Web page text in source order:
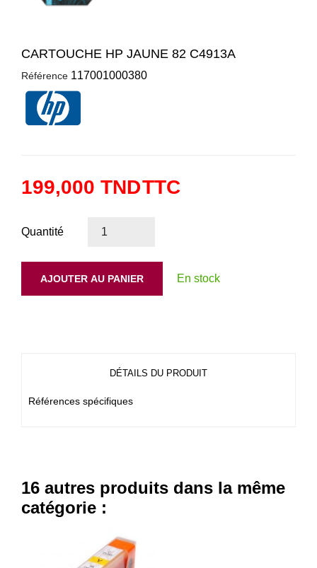
CARTOUCHE HP JAUNE 82 C4913A
Référence 117001000380
199,000 TNDTTC
Quantité
AJOUTER AU PANIER En stock
DÉTAILS DU PRODUIT
Références spécifiques
16 autres produits dans la même
catégorie :